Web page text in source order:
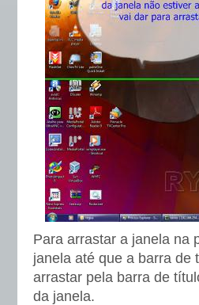
Para arrastar a janela na
janela até que a barra de
arrastar pela barra de
da janela.